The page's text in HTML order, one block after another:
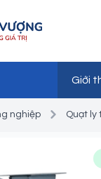
Giới
nghiệp Quạt ly